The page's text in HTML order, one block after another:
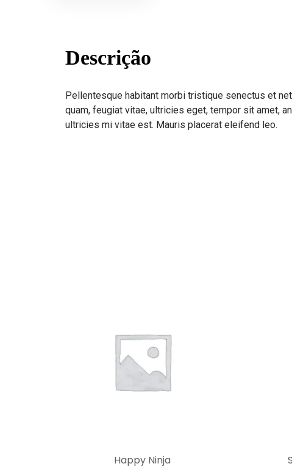
Descrição
Pellentesque habitant morbi tristique senectus et
quam, feugiat vitae, ultricies eget, tempor sit amet,
ultricies mi vitae est. Mauris placerat eleifend leo.
Happy Ninja